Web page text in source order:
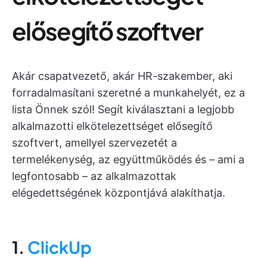
elősegítő szoftver
Akár csapatvezető, akár HR-szakember, aki
forradalmasítani szeretné a munkahelyét, ez a
lista Önnek szól! Segít kiválasztani a legjobb
alkalmazotti elkötelezettséget elősegítő
szoftvert, amellyel szervezetét a
termelékenység, az együttműködés és – ami a
legfontosabb – az alkalmazottak
elégedettségének központjává alakíthatja.
1. ClickUp